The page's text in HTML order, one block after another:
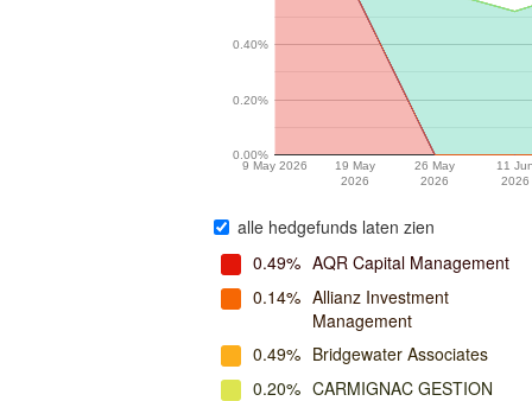
9 May 2026
19 May
2026
26 May
2026
11
2026
0.00%
0.20%
0.40%
alle hedgefunds laten zien
0.49% AQR Capital Management
0.14% Allianz Investment
Management
0.49% Bridgewater Associates
0.20% CARMIGNAC GESTION